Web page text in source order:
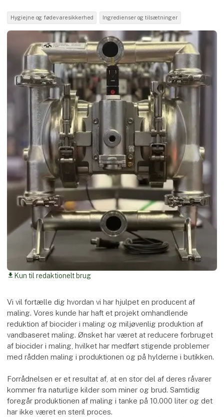
Hygiejne og fødevaresikkerhed Ingredienser og tilsætninger
download Kun til redaktionelt brug
Vi vil fortælle dig hvordan vi har hjulpet en producent af
maling. Vores kunde har haft et projekt omhandlende
reduktion af biocider i maling og miljøvenlig produktion af
vandbaseret maling. Ønsket har været at reducere forbruget
af biocider i maling, hvilket har medført stigende problemer
med rådden maling i produktionen og på hylderne i butikken.
Forrådnelsen er et resultat af, at en stor del af deres råvarer
kommer fra naturlige kilder som miner og brud. Samtidig
foregår produktionen af maling i tanke på 10.000 liter og det
har ikke været en steril proces.